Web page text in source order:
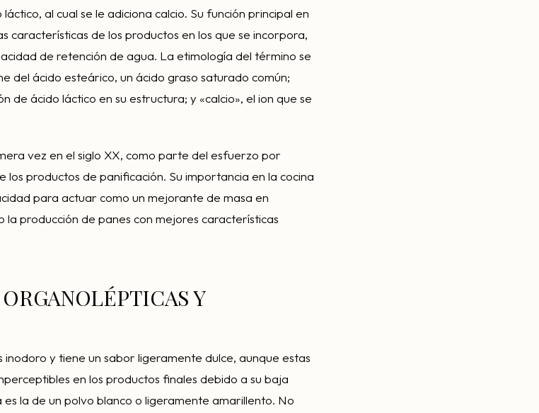
al cual se le adiciona calcio. Su función principal en
características de los productos en los que se incorpora,
de retención de agua. La etimología del término se
del ácido esteárico, un ácido graso saturado común;
de ácido láctico en su estructura; y «calcio», el ion que se
vez en el siglo XX, como parte del esfuerzo por
productos de panificación. Su importancia en la cocina
para actuar como un mejorante de masa en
producción de panes con mejores características
Y
inodoro y tiene un sabor ligeramente dulce, aunque estas
en los productos finales debido a su baja
la de un polvo blanco o ligeramente amarillento. No